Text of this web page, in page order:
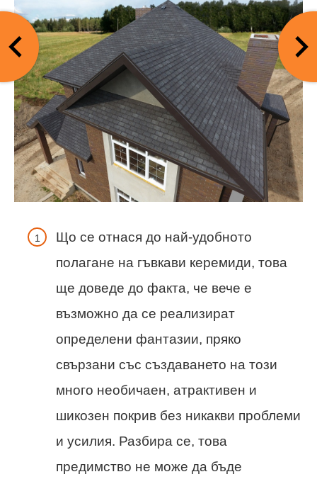
Що се отнася до най-удобното
полагане на гъвкави керемиди, това
ще доведе до факта, че вече е
възможно да се реализират
определени фантазии, пряко
свързани със създаването на този
много необичаен, атрактивен и
шикозен покрив без никакви проблеми
и усилия. Разбира се, това
предимство не може да бъде